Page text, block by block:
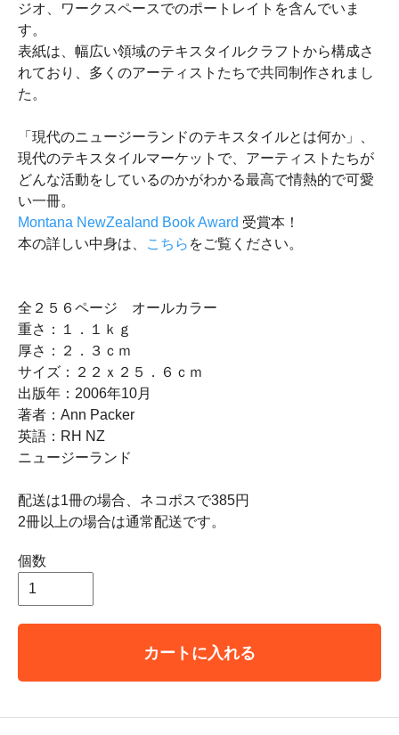
ジオ、ワークスペースでのポートレイトを含んでいま
す。
表紙は、幅広い領域のテキスタイルクラフトから構成さ
れており、多くのアーティストたちで共同制作されまし
た。
「現代のニュージーランドのテキスタイルとは何か」、
現代のテキスタイルマーケットで、アーティストたちが
どんな活動をしているのかがわかる最高で情熱的で可愛
い一冊。
Montana NewZealand Book Award 受賞本！
本の詳しい中身は、
こちら をご覧ください。
全２５６ページ オールカラー
重さ：１．１ｋｇ
厚さ：２．３ｃｍ
サイズ：２２ｘ２５．６ｃｍ
出版年：2006年10月
著者：Ann Packer
英語：RH NZ
ニュージーランド
配送は1冊の場合、ネコポスで385円
2冊以上の場合は通常配送です。
個数
カートに入れる